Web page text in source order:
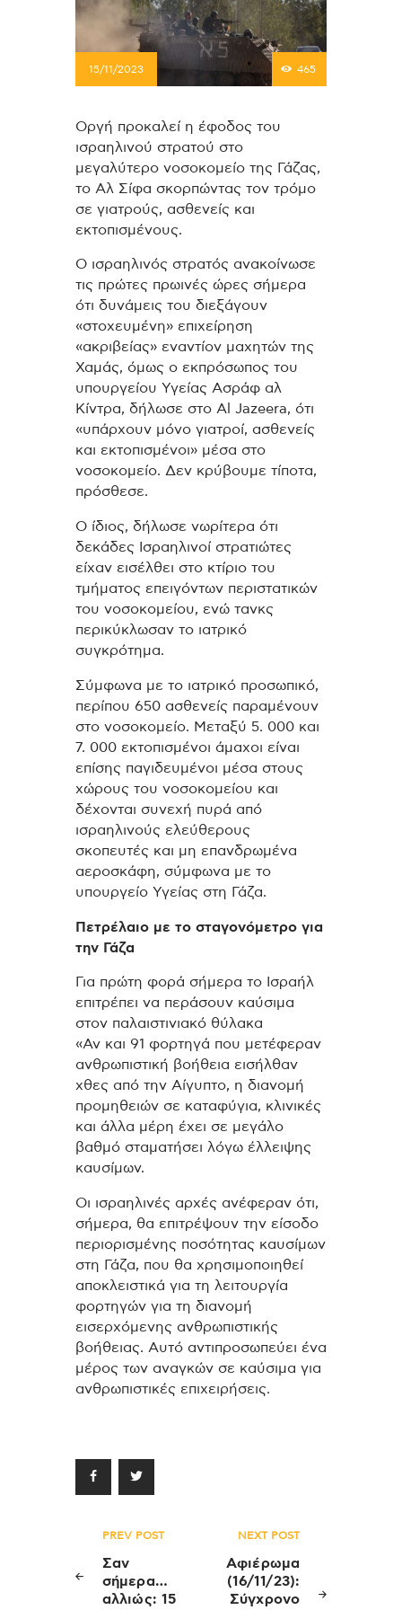
15/11/2023 465
Οργή προκαλεί η έφοδος του
ισραηλινού στρατού στο
μεγαλύτερο νοσοκομείο της Γάζας,
το Αλ Σίφα σκορπώντας τον τρόμο
σε γιατρούς, ασθενείς και
εκτοπισμένους.
Ο ισραηλινός στρατός ανακοίνωσε
τις πρώτες πρωινές ώρες σήμερα
ότι δυνάμεις του διεξάγουν
«στοχευμένη» επιχείρηση
«ακριβείας» εναντίον μαχητών της
Χαμάς, όμως ο εκπρόσωπος του
υπουργείου Υγείας Ασράφ αλ
Κίντρα, δήλωσε στο Al Jazeera, ότι
«υπάρχουν μόνο γιατροί, ασθενείς
και εκτοπισμένοι» μέσα στο
νοσοκομείο. Δεν κρύβουμε τίποτα,
πρόσθεσε.
Ο ίδιος, δήλωσε νωρίτερα ότι
δεκάδες Ισραηλινοί στρατιώτες
είχαν εισέλθει στο κτίριο του
τμήματος επειγόντων περιστατικών
του νοσοκομείου, ενώ τανκς
περικύκλωσαν το ιατρικό
συγκρότημα.
Σύμφωνα με το ιατρικό προσωπικό,
περίπου 650 ασθενείς παραμένουν
στο νοσοκομείο. Μεταξύ 5. 000 και
7. 000 εκτοπισμένοι άμαχοι είναι
επίσης παγιδευμένοι μέσα στους
χώρους του νοσοκομείου και
δέχονται συνεχή πυρά από
ισραηλινούς ελεύθερους
σκοπευτές και μη επανδρωμένα
αεροσκάφη, σύμφωνα με το
υπουργείο Υγείας στη Γάζα.
Πετρέλαιο με το σταγονόμετρο για
την Γάζα
Για πρώτη φορά σήμερα το Ισραήλ
επιτρέπει να περάσουν καύσιμα
στον παλαιστινιακό θύλακα
«Αν και 91 φορτηγά που μετέφεραν
ανθρωπιστική βοήθεια εισήλθαν
χθες από την Αίγυπτο, η διανομή
προμηθειών σε καταφύγια, κλινικές
και άλλα μέρη έχει σε μεγάλο
βαθμό σταματήσει λόγω έλλειψης
καυσίμων.
Οι ισραηλινές αρχές ανέφεραν ότι,
σήμερα, θα επιτρέψουν την είσοδο
περιορισμένης ποσότητας καυσίμων
στη Γάζα, που θα χρησιμοποιηθεί
αποκλειστικά για τη λειτουργία
φορτηγών για τη διανομή
εισερχόμενης ανθρωπιστικής
βοήθειας. Αυτό αντιπροσωπεύει ένα
μέρος των αναγκών σε καύσιμα για
ανθρωπιστικές επιχειρήσεις.
Πλοήγηση
άρθρων
PREV POST
Σαν
σήμερα…
αλλιώς: 15
NEXT POST
Αφιέρωμα
(16/11/23):
Σύγχρονο